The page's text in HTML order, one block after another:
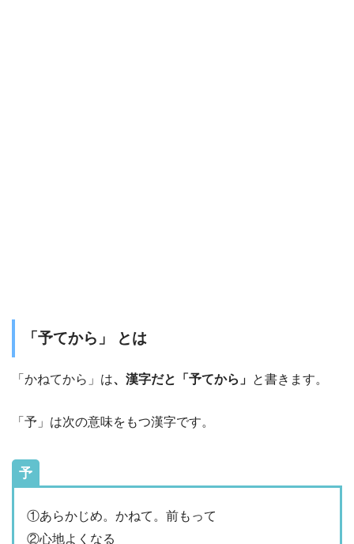
「予てから」 とは
「かねてから」は、漢字だと「予てから」 と書きます。
「予」は次の意味をもつ漢字です。
予
①あらかじめ。かねて。前もって
②心地よくなる